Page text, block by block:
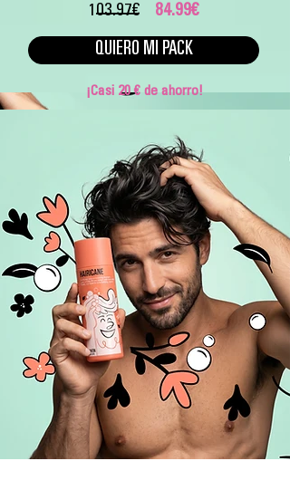
103.97€ 84.99€
QUIERO MI PACK
¡Casi 20 € de ahorro!